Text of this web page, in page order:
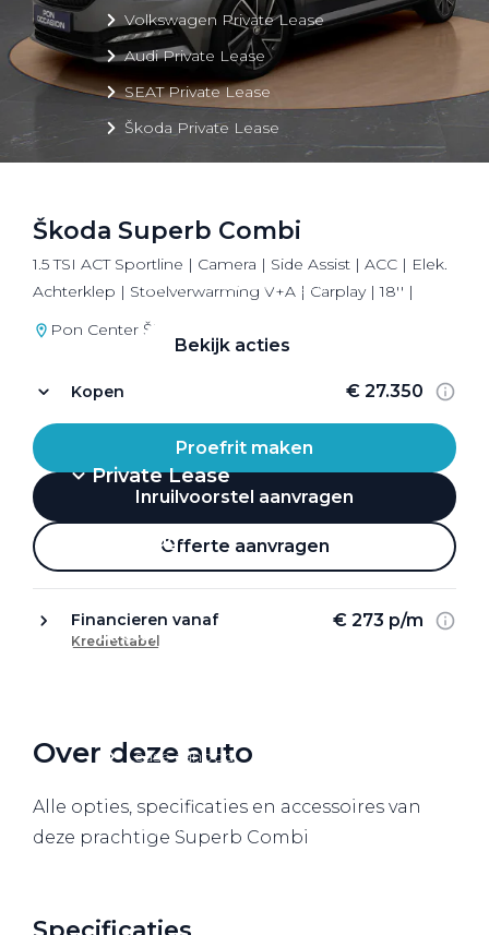
Volkswagen Private Lease
Audi Private Lease
SEAT Private Lease
Škoda Private Lease
Bekijk alle aanbiedingen
Bekijk acties
Private Lease
Terug
Direct naar
Lease aanbod
Berijdersinfo
Škoda Superb Combi
1.5 TSI ACT Sportline | Camera | Side Assist | ACC | Elek.
Achterklep | Stoelverwarming V+A | Carplay | 18'' |
Pon Center Škoda Utrecht
Kopen € 27.350
Proefrit maken
Inruilvoorstel aanvragen
Offerte aanvragen
Financieren vanaf € 273 p/m
Krediettabel
Over deze auto
Alle opties, specificaties en accessoires van
deze prachtige Superb Combi